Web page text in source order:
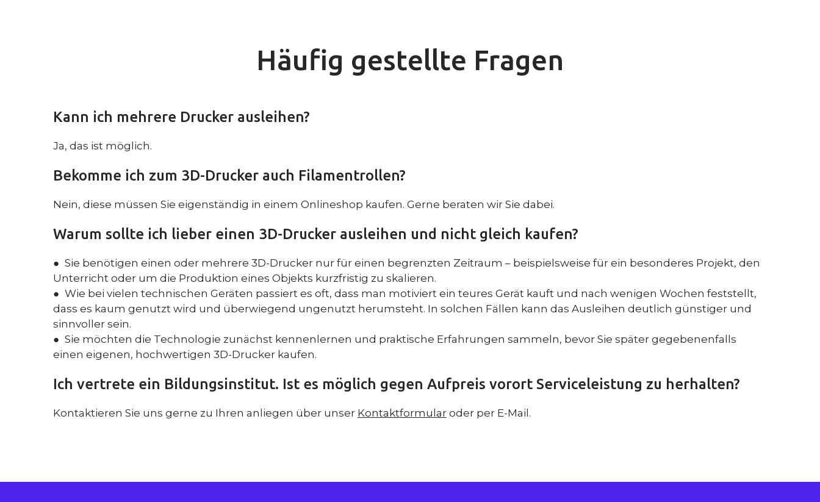
Häufig gestellte Fragen
Kann ich mehrere Drucker ausleihen?
Ja, das ist möglich.
Bekomme ich zum 3D-Drucker auch Filamentrollen?
Nein, diese müssen Sie eigenständig in einem Onlineshop kaufen. Gerne beraten wir Sie dabei.
Warum sollte ich lieber einen 3D-Drucker ausleihen und nicht gleich kaufen?
● Sie benötigen einen oder mehrere 3D-Drucker nur für einen begrenzten Zeitraum – beispielsweise für ein besonderes Projekt, den
Unterricht oder um die Produktion eines Objekts kurzfristig zu skalieren.
● Wie bei vielen technischen Geräten passiert es oft, dass man motiviert ein teures Gerät kauft und nach wenigen Wochen feststellt,
dass es kaum genutzt wird und überwiegend ungenutzt herumsteht. In solchen Fällen kann das Ausleihen deutlich günstiger und
sinnvoller sein.
● Sie möchten die Technologie zunächst kennenlernen und praktische Erfahrungen sammeln, bevor Sie später gegebenenfalls
einen eigenen, hochwertigen 3D-Drucker kaufen.
Ich vertrete ein Bildungsinstitut. Ist es möglich gegen Aufpreis vorort Serviceleistung zu herhalten?
Kontaktieren Sie uns gerne zu Ihren anliegen über unser Kontaktformular oder per E-Mail.